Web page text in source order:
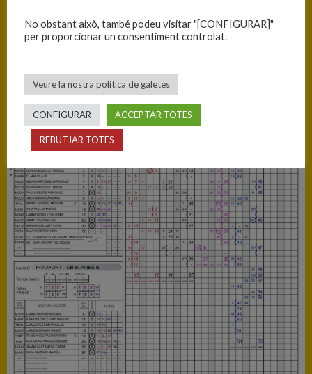
No obstant això, també podeu visitar "[CONFIGURAR]"
per proporcionar un consentiment controlat.
Veure la nostra política de galetes
CONFIGURAR ACCEPTAR TOTES
REBUTJAR TOTES